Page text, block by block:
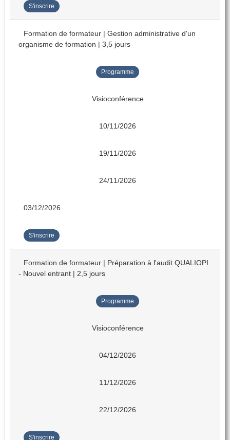
S'inscrire
Formation de formateur | Gestion administrative d'un
organisme de formation | 3,5 jours
Programme
Visioconférence
10/11/2026
19/11/2026
24/11/2026
03/12/2026
S'inscrire
Formation de formateur | Préparation à l'audit QUALIOPI
- Nouvel entrant | 2,5 jours
Programme
Visioconférence
04/12/2026
11/12/2026
22/12/2026
S'inscrire